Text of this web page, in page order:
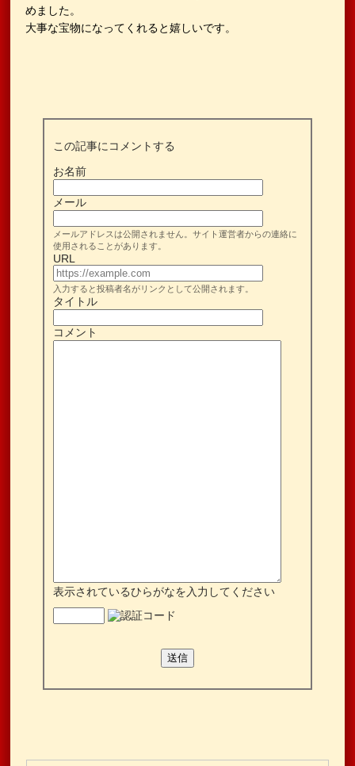
めました。
大事な宝物になってくれると嬉しいです。
この記事にコメントする
お名前
メール
メールアドレスは公開されません。サイト運営者からの連絡に
使用されることがあります。
URL
入力すると投稿者名がリンクとして公開されます。
タイトル
コメント
表示されているひらがなを入力してください